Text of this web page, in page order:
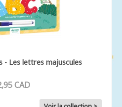
- Les lettres majuscules
CAD